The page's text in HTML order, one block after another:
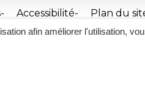
afin améliorer l'utilisation,
Accessibilité Plan du